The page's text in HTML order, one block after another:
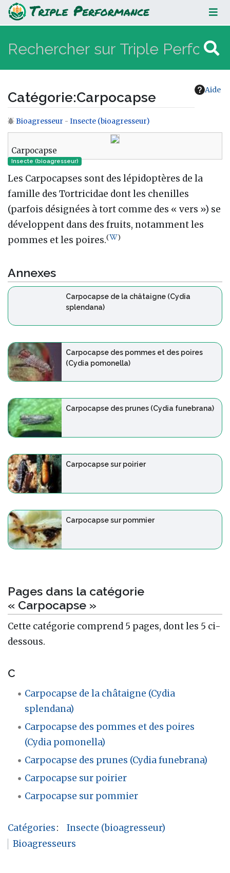
Carpocapse
Aide
Catégorie:Carpocapse
Aller à :navigation,rechercher
Bioagresseur - Insecte (bioagresseur)
Carpocapse
Insecte (bioagresseur)
Les Carpocapses sont des lépidoptères de la
famille des Tortricidae dont les chenilles
(parfois désignées à tort comme des « vers ») se
développent dans des fruits, notamment les
pommes et les poires.( )
Annexes
Carpocapse de la châtaigne (Cydia
splendana)
Carpocapse des pommes et des poires
(Cydia pomonella)
Carpocapse des prunes (Cydia funebrana)
Carpocapse sur poirier
Carpocapse sur pommier
Pages dans la catégorie
« Carpocapse »
Cette catégorie comprend 5 pages, dont les 5 ci-
dessous.
C
Carpocapse de la châtaigne (Cydia
splendana)
Carpocapse des pommes et des poires
(Cydia pomonella)
Carpocapse des prunes (Cydia funebrana)
Carpocapse sur poirier
Carpocapse sur pommier
Catégories:
Insecte (bioagresseur)
Bioagresseurs